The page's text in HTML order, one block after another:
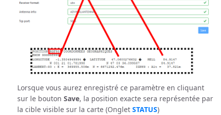
Lorsque vous aurez enregistré ce paramètre en cliquant
sur le bouton Save, la position exacte sera représentée par
la cible visible sur la carte (Onglet STATUS)